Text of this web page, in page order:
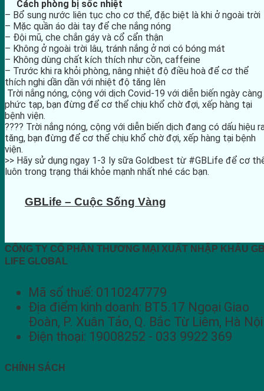
Cách phòng bị sốc nhiệt
– Bổ sung nước liên tục cho cơ thể, đặc biệt là khi ở ngoài trời
– Mặc quần áo dài tay để che nắng nóng
– Đội mũ, che chắn gáy và cổ cẩn thận
– Không ở ngoài trời lâu, tránh nắng ở nơi có bóng mát
– Không dùng chất kích thích như cồn, caffeine
– Trước khi ra khỏi phòng, nâng nhiệt độ điều hoà để cơ thể
thích nghi dần dần với nhiệt độ tăng lên
Trời nắng nóng, cộng với dịch Covid-19 với diễn biến ngày càng
phức tạp, bạn đừng để cơ thể chịu khổ chờ đợi, xếp hàng tại
bệnh viện.
???? Trời nắng nóng, cộng với diễn biến dịch đang có dấu hiệu
tăng, bạn đừng để cơ thể chịu khổ chờ đợi, xếp hàng tại bệnh
viện.
>> Hãy sử dụng ngay 1-3 ly sữa Goldbest từ #GBLife để cơ
luôn trong trạng thái khỏe mạnh nhất nhé các bạn.
GBLife – Cuộc Sống Vàng
CÔNG TY CỔ PHẦN THƯƠNG MẠI XUẤT NHẬP KHẨU
LIFE GLOBAL
Mã số thuế: 0110247779
Địa điểm kinh doanh: BT5.17 Ngoại Giao
Đoàn, P. Xuân Tảo, Q. Bắc Từ Liêm, Hà Nội
Điện thoại: 19008252 - 033 9922 369
CHÍNH SÁCH